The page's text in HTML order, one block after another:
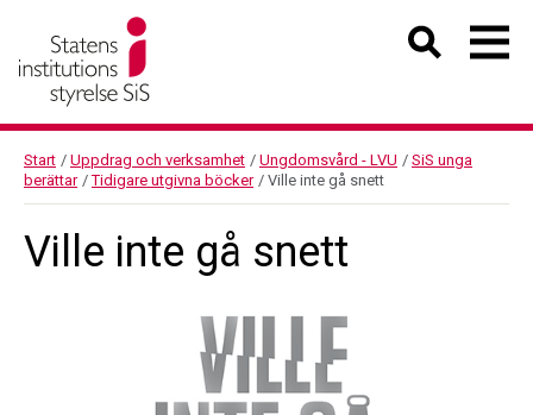
Start / Uppdrag och verksamhet / Ungdomsvård - LVU / SiS unga
berättar / Tidigare utgivna böcker / Ville inte gå snett
Ville inte gå snett